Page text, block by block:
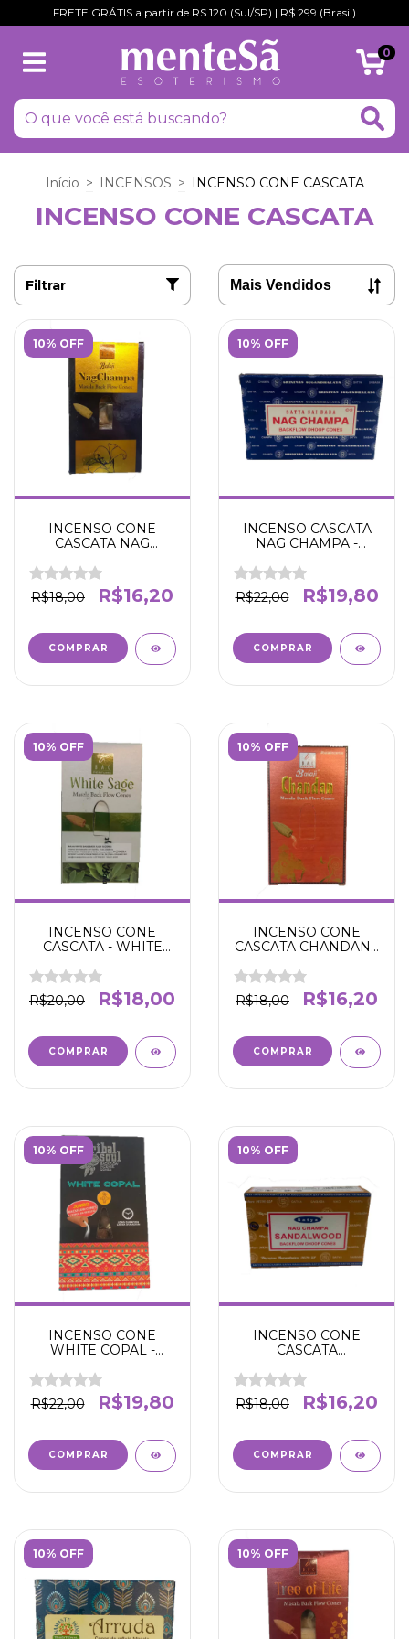
FRETE GRÁTIS a partir de R$ 120 (Sul/SP) | R$ 299 (Brasil)
0
Início > INCENSOS > INCENSO CONE CASCATA
INCENSO CONE CASCATA
Filtrar
10% OFF
INCENSO CONE
CASCATA NAG
AROMATERAPIA -
CALMANTE -
ELEVAÇÃO
R$18,00 R$16,20
10% OFF
INCENSO CASCATA
NAG CHAMPA -
espiritualidade -
Autoconhecimento
R$22,00 R$19,80
10% OFF
INCENSO CONE
CASCATA - WHITE
Limpeza energética -
Proteção - Boas
vibrações-
R$20,00 R$18,00
10% OFF
INCENSO CONE
CASCATA CHANDAN -
POSITIVAS -
ELEVAÇÃO DA
CONSCIÊNCIA -
UMA ATMOSFERA DE
BEM-ESTAR
R$18,00 R$16,20
10% OFF
INCENSO CONE
WHITE COPAL -
Purificação e Limpeza
- Rituais e Celebrações
- Mudanças Positivas
R$22,00 R$19,80
10% OFF
INCENSO CONE
CASCATA
SATYA - Tranquilizante
- Acolhimento -
Harmonia - Bem-
R$18,00 R$16,20
10% OFF 10% OFF